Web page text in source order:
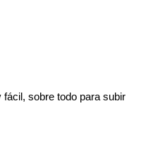
sobre todo para subir